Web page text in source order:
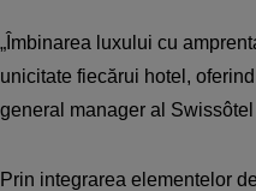
„Îmbinarea luxului cu
unicitate fiecărui hotel,
general manager al
Prin integrarea elementelor